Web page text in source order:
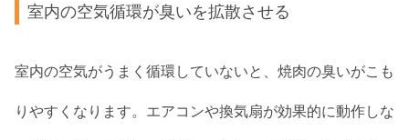
室内の空気循環が臭いを拡散させる
室内の空気がうまく循環していないと、焼肉の臭いがこも
りやすくなります。エアコンや換気扇が効果的に動作しな